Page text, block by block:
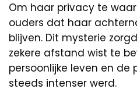
Om haar privacy te
ouders dat haar
blijven. Dit mysterie
zekere afstand wist te
persoonlijke leven en
steeds intenser werd.